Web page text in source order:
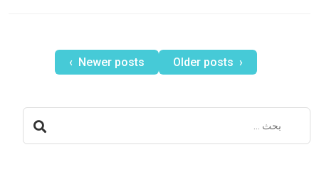
‹ Older posts
Newer posts ›